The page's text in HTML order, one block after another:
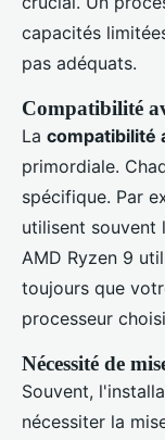
capacités
pas adéquats.
Compatibilité
La compatibilité
primordiale.
spécifique. Par
utilisent souvent
AMD Ryzen 9
toujours que
processeur
Nécessité de
Souvent,
nécessiter la